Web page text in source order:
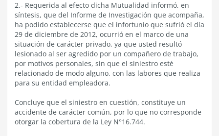
2.- Requerida al efecto dicha Mutualidad informó, en
síntesis, que del Informe de Investigación que acompaña,
ha podido establecerse que el infortunio que sufrió el día
29 de diciembre de 2012, ocurrió en el marco de una
situación de carácter privado, ya que usted resultó
lesionado al ser agredido por un compañero de trabajo,
por motivos personales, sin que el siniestro esté
relacionado de modo alguno, con las labores que realiza
para su entidad empleadora.
Concluye que el siniestro en cuestión, constituye un
accidente de carácter común, por lo que no corresponde
otorgar la cobertura de la Ley N°16.744.